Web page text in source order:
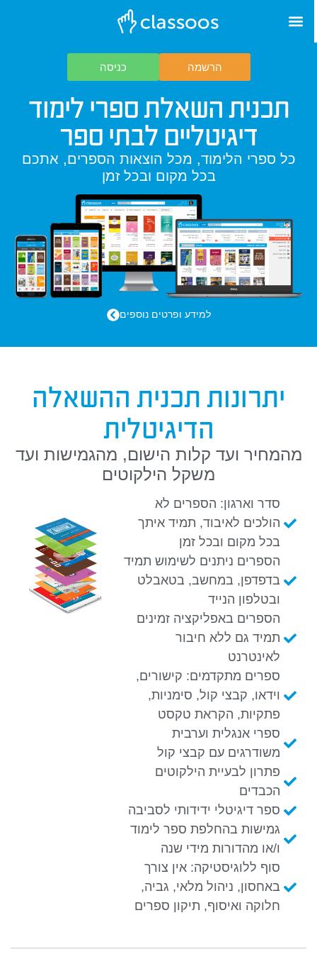
הרשמה כניסה
תכנית השאלת ספרי לימוד
דיגיטליים לבתי ספר
כל ספרי הלימוד, מכל הוצאות הספרים, אתכם
בכל מקום ובכל זמן
למידע ופרטים נוספים
יתרונות תכנית ההשאלה
הדיגיטלית
מהמחיר ועד קלות הישום, מהגמישות ועד
משקל הילקוטים
סדר וארגון: הספרים לא
הולכים לאיבוד, תמיד איתך
בכל מקום ובכל זמן
הספרים ניתנים לשימוש תמיד
בדפדפן, במחשב, בטאבלט
ובטלפון הנייד
הספרים באפליקציה זמינים
תמיד גם ללא חיבור
לאינטרנט
ספרים מתקדמים: קישורים,
וידאו, קבצי קול, סימניות,
פתקיות, הקראת טקסט
ספרי אנגלית וערבית
משודרגים עם קבצי קול
פתרון לבעיית הילקוטים
הכבדים
ספר דיגיטלי ידידותי לסביבה
גמישות בהחלפת ספר לימוד
ו/או מהדורות מידי שנה
סוף ללוגיסטיקה: אין צורך
באחסון, ניהול מלאי, גביה,
חלוקה ואיסוף, תיקון ספרים